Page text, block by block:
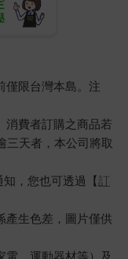
僅限台灣本島。注
消費者訂購之商品若
三天者，本公司將取
，您也可透過【訂
產生色差，圖片僅供
電、運動器材等）及